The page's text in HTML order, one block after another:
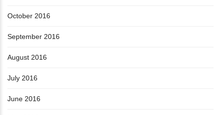
October 2016
September 2016
August 2016
July 2016
June 2016